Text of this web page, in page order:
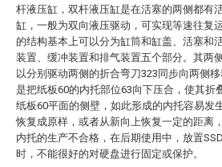
杆液压缸，双杆液压缸是在活塞的两侧都有
缸，一般为双向液压驱动，可实现等速往复
的结构基本上可以分为缸筒和缸盖、活塞和
装置、缓冲装置和排气装置五个部分。其两
以分别驱动两侧的折合弯刀323同步向两侧
是把纸板60的内托部位63向下压合，使其折
纸板60平面的侧壁，如此形成的内托容易发
恢复成原样，或者从新向上恢复一定的距离
内托的生产不合格，在后期使用中，放置
时，不能很好的对硬盘进行固定或保护。